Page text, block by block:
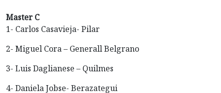
Master C
1- Carlos Casavieja- Pilar
2- Miguel Cora – Generall Belgrano
3- Luis Daglianese – Quilmes
4- Daniela Jobse- Berazategui